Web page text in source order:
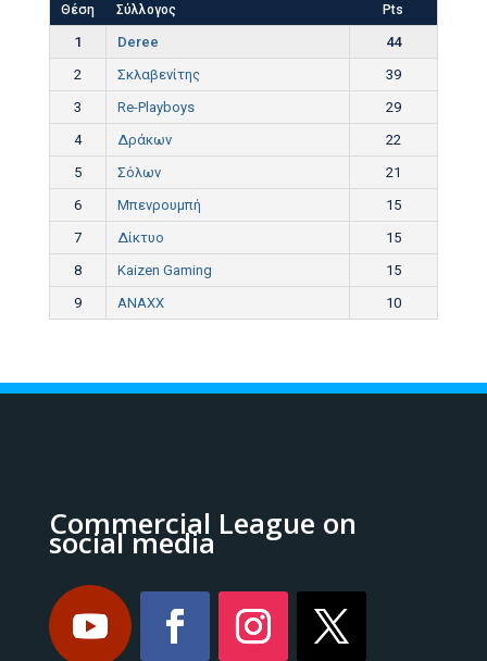
Θέση Σύλλογος Pts
1 Deree
44
2
Σκλαβενίτης
39
3
Re-Playboys
29
4
Δράκων
22
5
Σόλων
21
6
Μπενρουμπή
15
7
Δίκτυο
15
8
Kaizen Gaming
15
9
ANAXX 10
Commercial League on
social media